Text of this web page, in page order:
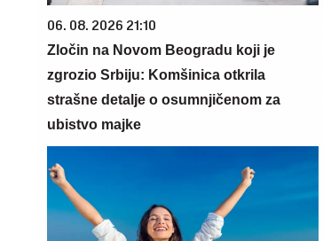
06. 08. 2026 21:10
Zločin na Novom Beogradu koji je
zgrozio Srbiju: Komšinica otkrila
strašne detalje o osumnjičenom za
ubistvo majke